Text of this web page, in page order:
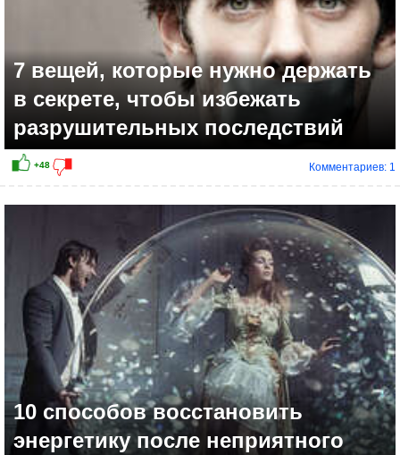
+10
7 вещей, которые нужно держать
в секрете, чтобы избежать
разрушительных последствий
Комментариев: 1
10 способов восстановить
энергетику после неприятного